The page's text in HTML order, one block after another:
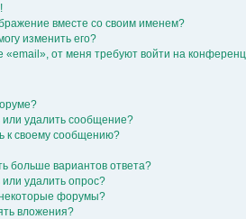
вместе со своим именем?
изменить его?
«email», от меня требуют войти на
или удалить сообщение?
к своему сообщению?
больше вариантов ответа?
или удалить опрос?
форумы?
вложения?